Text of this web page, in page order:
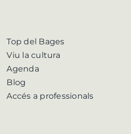
Top del Bages
Viu la cultura
Agenda
Blog
Accés a professionals